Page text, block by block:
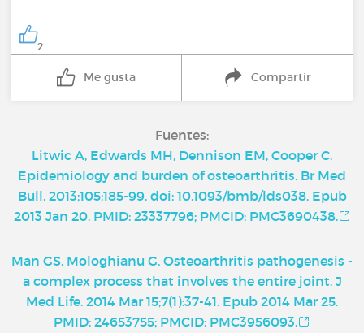
2
Me gusta Compartir
Fuentes:
Litwic A, Edwards MH, Dennison EM, Cooper C.
Epidemiology and burden of osteoarthritis. Br Med
Bull. 2013;105:185-99. doi: 10.1093/bmb/lds038. Epub
2013 Jan 20. PMID: 23337796; PMCID: PMC3690438.
Man GS, Mologhianu G. Osteoarthritis pathogenesis -
a complex process that involves the entire joint. J
Med Life. 2014 Mar 15;7(1):37-41. Epub 2014 Mar 25.
PMID: 24653755; PMCID: PMC3956093.